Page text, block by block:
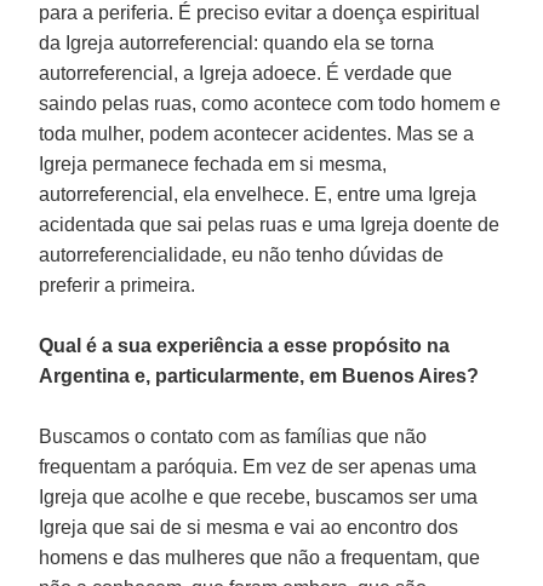
para a periferia. É preciso evitar a doença espiritual
da Igreja autorreferencial: quando ela se torna
autorreferencial, a Igreja adoece. É verdade que
saindo pelas ruas, como acontece com todo homem e
toda mulher, podem acontecer acidentes. Mas se a
Igreja permanece fechada em si mesma,
autorreferencial, ela envelhece. E, entre uma Igreja
acidentada que sai pelas ruas e uma Igreja doente de
autorreferencialidade, eu não tenho dúvidas de
preferir a primeira.
Qual é a sua experiência a esse propósito na
Argentina e, particularmente, em Buenos Aires?
Buscamos o contato com as famílias que não
frequentam a paróquia. Em vez de ser apenas uma
Igreja que acolhe e que recebe, buscamos ser uma
Igreja que sai de si mesma e vai ao encontro dos
homens e das mulheres que não a frequentam, que